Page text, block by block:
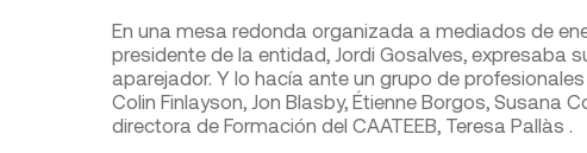
En una mesa redonda organizada a mediados de
presidente de la entidad, Jordi Gosalves, expresaba
aparejador. Y lo hacía ante un grupo de
Colin Finlayson, Jon Blasby, Étienne Borgos, Susana
directora de Formación del CAATEEB, Teresa Pallàs .